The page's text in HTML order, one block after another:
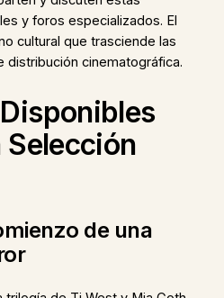
y foros especializados. El
cultural que trasciende las
distribución cinematográfica.
Selección
de una